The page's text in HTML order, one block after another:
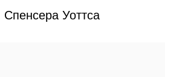
Уоттса